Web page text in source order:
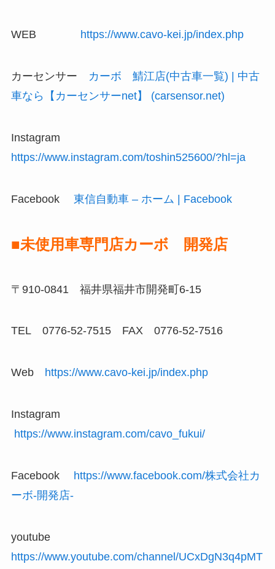
WEB https://www.cavo-kei.jp/index.php
カーセンサー
カーボ 鯖江店(中古車一覧) | 中古
車なら【カーセンサーnet】 (carsensor.net)
https://www.instagram.com/toshin525600/?hl=ja
Facebook 東信自動車 – ホーム | Facebook
■未使用車専門店カーボ 開発店
〒910-0841 福井県福井市開発町6-15
TEL 0776-52-7515 FAX 0776-52-7516
Web https://www.cavo-kei.jp/index.php
Instagram
https://www.instagram.com/cavo_fukui/
Facebook https://www.facebook.com/株式会社カ
ーボ-開発店-
youtube
https://www.youtube.com/channel/UCxDgN3q4pMT